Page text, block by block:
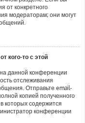
от конкретного
модераторам; они могут
кого-то с этой
данной конференции
отслеживания
Отправьте email-
копией полученного
которых содержится
конференции